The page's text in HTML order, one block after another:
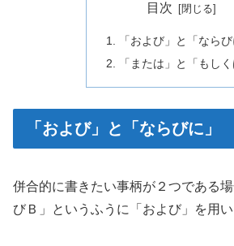
目次
「および」と「ならび
「または」と「もしく
「および」と「ならびに」
併合的に書きたい事柄が２つである
びＢ」というふうに「および」を用い